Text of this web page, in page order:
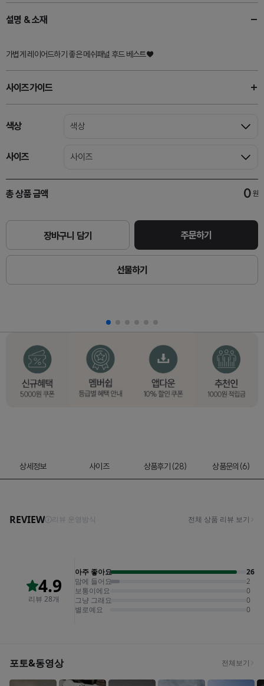
설명 & 소재
가볍게 레이어드하기 좋은 메쉬패널 후드 베스트♥
사이즈가이드
색상 색상
사이즈 사이즈
총 상품 금액 0 원
장바구니 담기 주문하기
선물하기
상세정보 사이즈 상품후기 (28) 상품문의(6)